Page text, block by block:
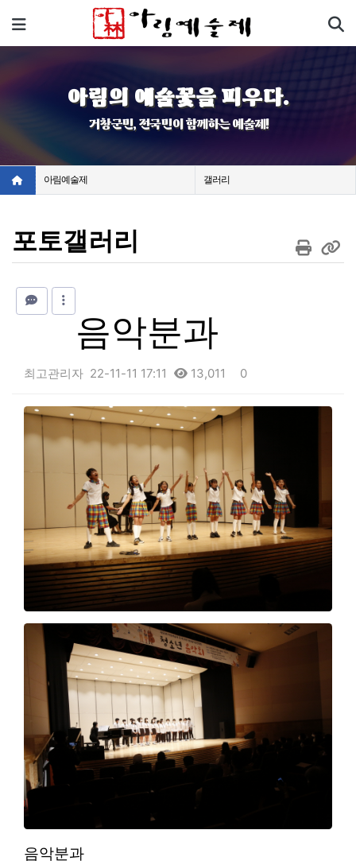
메뉴
아림의 예술꽃을 피우다.
거창군민, 전국민이 함께하는 예술제!
아림예술제 갤러리
포토갤러리
음악분과
최고관리자 22-11-11 17:11 13,011 0
본문
음악분과